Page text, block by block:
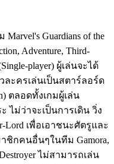
Guardians of the
Adventure, Third-
player) ผู้เล่นจะได้
ละครเล่นเป็นสตาร์ลอร์ด
ตลอดทั้งเกมผู้เล่น
ไม่ว่าจะเป็นการเดิน วิ่ง
เพื่อเอาชนะศัตรูและ
ชิกคนอื่นๆในทีม Gamora,
ไม่สามารถเล่น